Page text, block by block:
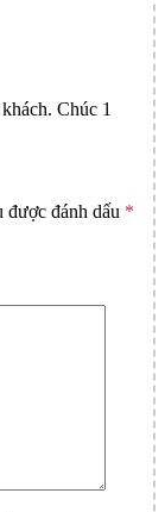
Chúc 1
được đánh dấu *